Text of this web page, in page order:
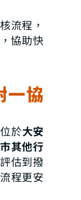
流程，
，協助快
一協
於大安
其他行
估到撥
程更安